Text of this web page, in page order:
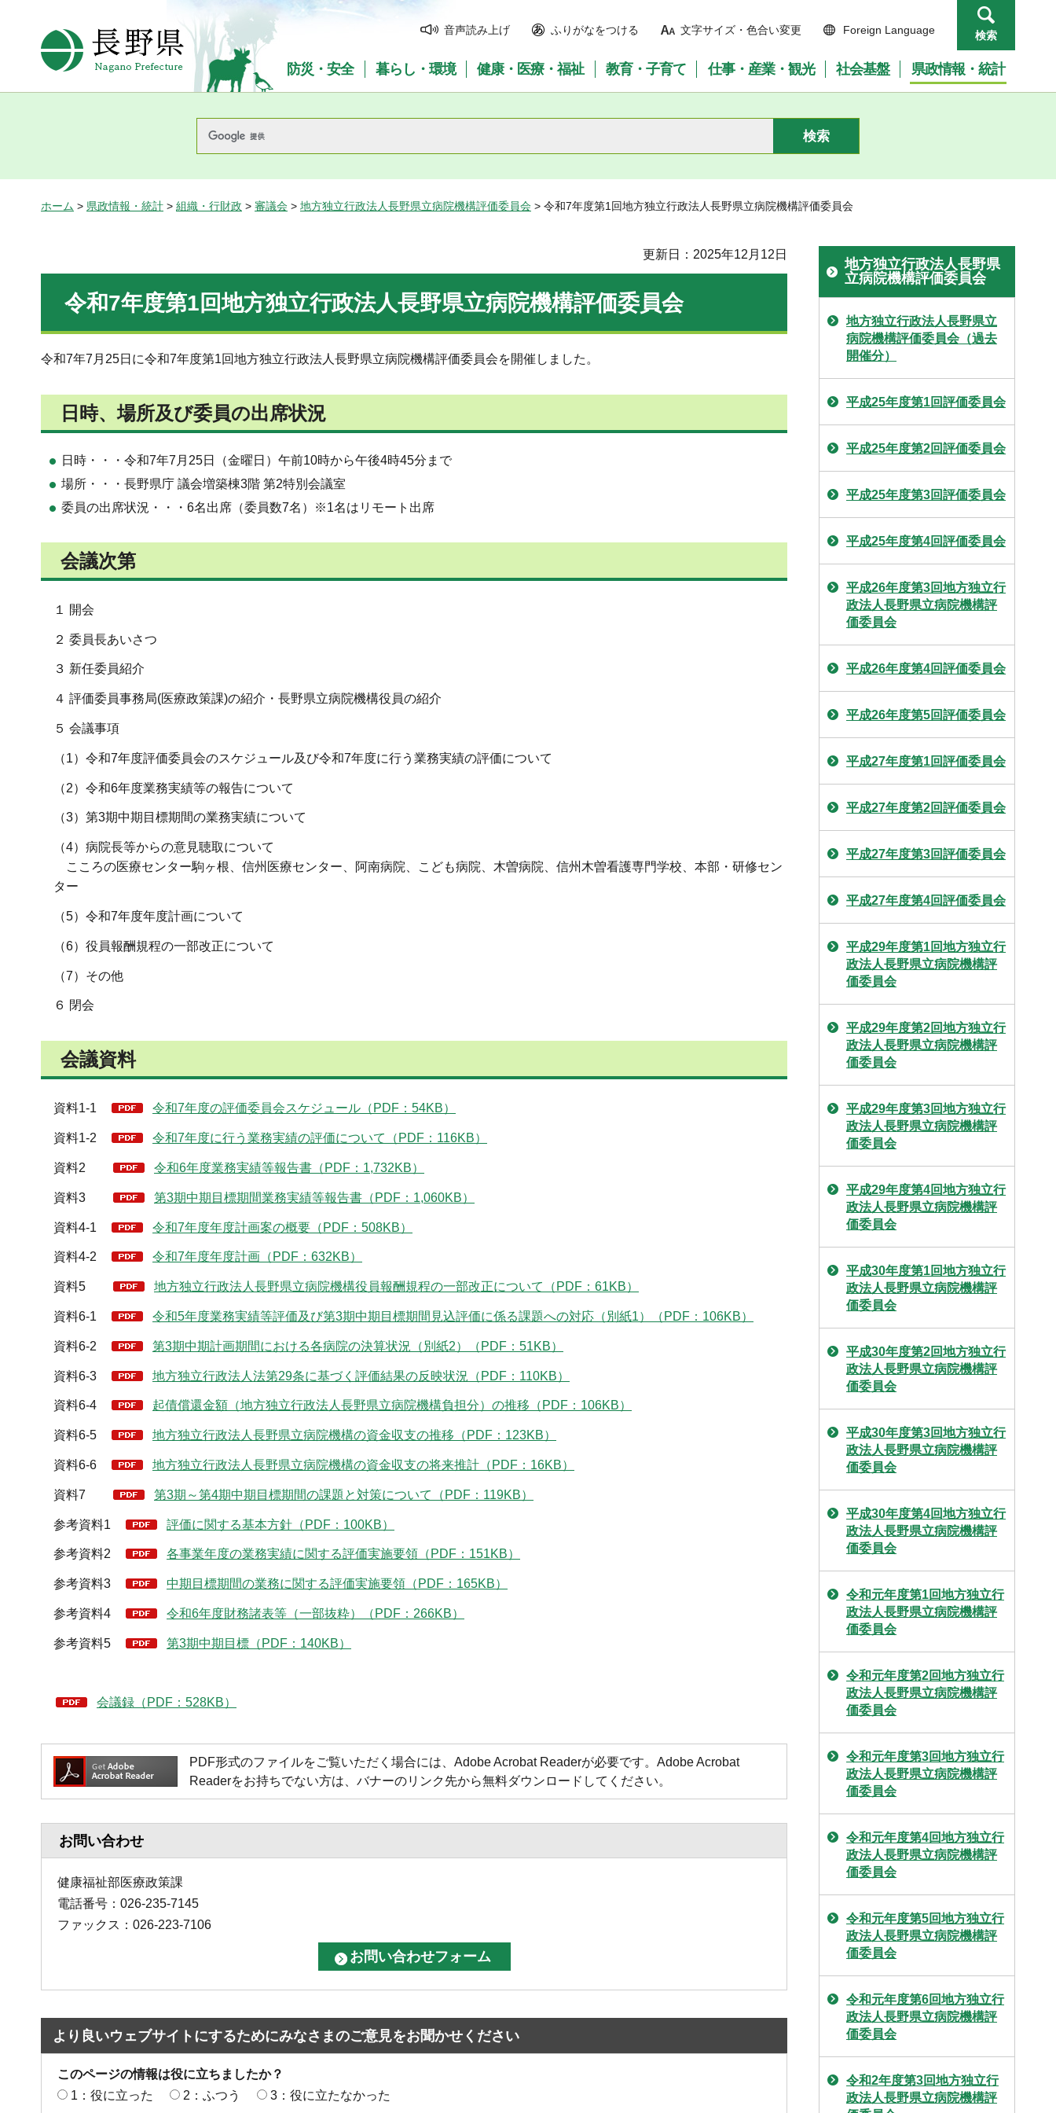
長野県Nagano Prefecture
音声読み上げ ふりがなをつける 文字サイズ・色合い変更 Foreign Language 検索
防災・安全 暮らし・環境 健康・医療・福祉 教育・子育て 仕事・産業・観光 社会基盤 県政情報・統計
ホーム > 県政情報・統計 > 組織・行財政 > 審議会 > 地方独立行政法人長野県立病院機構評価委員会 > 令和7年度第1回地方独立行政法人長野県立病院機構評価委員会
更新日：2025年12月12日
令和7年度第1回地方独立行政法人長野県立病院機構評価委員会
令和7年7月25日に令和7年度第1回地方独立行政法人長野県立病院機構評価委員会を開催しました。
日時、場所及び委員の出席状況
日時・・・令和7年7月25日（金曜日）午前10時から午後4時45分まで
場所・・・長野県庁 議会増築棟3階 第2特別会議室
委員の出席状況・・・6名出席（委員数7名）※1名はリモート出席
会議次第
１ 開会
２ 委員長あいさつ
３ 新任委員紹介
４ 評価委員事務局(医療政策課)の紹介・長野県立病院機構役員の紹介
５ 会議事項
（1）令和7年度評価委員会のスケジュール及び令和7年度に行う業務実績の評価について
（2）令和6年度業務実績等の報告について
（3）第3期中期目標期間の業務実績について
（4）病院長等からの意見聴取について
こころの医療センター駒ヶ根、信州医療センター、阿南病院、こども病院、木曽病院、信州木曽看護専門学校、本部・研修セン
ター
（5）令和7年度年度計画について
（6）役員報酬規程の一部改正について
（7）その他
６ 閉会
会議資料
資料1-1 令和7年度の評価委員会スケジュール（PDF：54KB）
資料1-2 令和7年度に行う業務実績の評価について（PDF：116KB）
資料2 令和6年度業務実績等報告書（PDF：1,732KB）
資料3 第3期中期目標期間業務実績等報告書（PDF：1,060KB）
資料4-1 令和7年度年度計画案の概要（PDF：508KB）
資料4-2 令和7年度年度計画（PDF：632KB）
資料5 地方独立行政法人長野県立病院機構役員報酬規程の一部改正について（PDF：61KB）
資料6-1 令和5年度業務実績等評価及び第3期中期目標期間見込評価に係る課題への対応（別紙1）（PDF：106KB）
資料6-2 第3期中期計画期間における各病院の決算状況（別紙2）（PDF：51KB）
資料6-3 地方独立行政法人法第29条に基づく評価結果の反映状況（PDF：110KB）
資料6-4 起債償還金額（地方独立行政法人長野県立病院機構負担分）の推移（PDF：106KB）
資料6-5 地方独立行政法人長野県立病院機構の資金収支の推移（PDF：123KB）
資料6-6 地方独立行政法人長野県立病院機構の資金収支の将来推計（PDF：16KB）
資料7 第3期～第4期中期目標期間の課題と対策について（PDF：119KB）
参考資料1 評価に関する基本方針（PDF：100KB）
参考資料2 各事業年度の業務実績に関する評価実施要領（PDF：151KB）
参考資料3 中期目標期間の業務に関する評価実施要領（PDF：165KB）
参考資料4 令和6年度財務諸表等（一部抜粋）（PDF：266KB）
参考資料5 第3期中期目標（PDF：140KB）
会議録（PDF：528KB）
PDF形式のファイルをご覧いただく場合には、Adobe Acrobat Readerが必要です。Adobe Acrobat
Readerをお持ちでない方は、バナーのリンク先から無料ダウンロードしてください。
お問い合わせ
健康福祉部医療政策課
電話番号：026-235-7145
ファックス：026-223-7106
より良いウェブサイトにするためにみなさまのご意見をお聞かせください
このページの情報は役に立ちましたか？
1：役に立った
2：ふつう 3：役に立たなかった
地方独立行政法人長野県
立病院機構評価委員会
地方独立行政法人長野県立
病院機構評価委員会（過去
開催分）
平成25年度第1回評価委員会
平成25年度第2回評価委員会
平成25年度第3回評価委員会
平成25年度第4回評価委員会
平成26年度第3回地方独立行
政法人長野県立病院機構評
価委員会
平成26年度第4回評価委員会
平成26年度第5回評価委員会
平成27年度第1回評価委員会
平成27年度第2回評価委員会
平成27年度第3回評価委員会
平成27年度第4回評価委員会
平成29年度第1回地方独立行
政法人長野県立病院機構評
価委員会
平成29年度第2回地方独立行
政法人長野県立病院機構評
価委員会
平成29年度第3回地方独立行
政法人長野県立病院機構評
価委員会
平成29年度第4回地方独立行
政法人長野県立病院機構評
価委員会
平成30年度第1回地方独立行
政法人長野県立病院機構評
価委員会
平成30年度第2回地方独立行
政法人長野県立病院機構評
価委員会
平成30年度第3回地方独立行
政法人長野県立病院機構評
価委員会
平成30年度第4回地方独立行
政法人長野県立病院機構評
価委員会
令和元年度第1回地方独立行
政法人長野県立病院機構評
価委員会
令和元年度第2回地方独立行
政法人長野県立病院機構評
価委員会
令和元年度第3回地方独立行
政法人長野県立病院機構評
価委員会
令和元年度第4回地方独立行
政法人長野県立病院機構評
価委員会
令和元年度第5回地方独立行
政法人長野県立病院機構評
価委員会
令和元年度第6回地方独立行
政法人長野県立病院機構評
価委員会
令和2年度第3回地方独立行
政法人長野県立病院機構評